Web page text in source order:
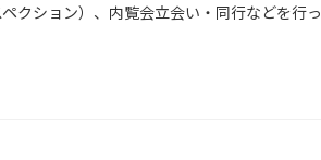
クション）、内覧会立会い・同行などを行っ